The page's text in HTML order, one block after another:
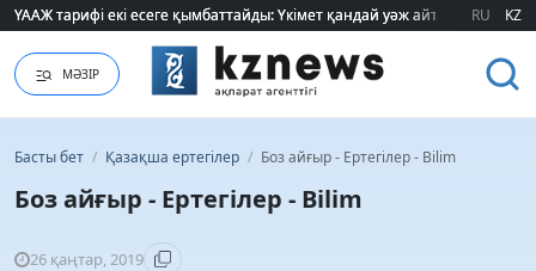
ҮААЖ тарифі екі есеге қымбаттайды: Үкімет қандай уәж айтады?
ҮААЖ тарифі екі есеге қымбаттайды: Үкімет қандай уәж айтады? RU KZ
МӘЗІР
Басты бет / Қазақша ертегілер / Боз айғыр - Ертегілер - Bilim
Боз айғыр - Ертегілер - Bilim
26 қаңтар, 2019